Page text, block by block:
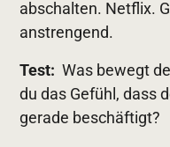
abschalten. Netflix.
anstrengend.
Test: Was bewegt
du das Gefühl, dass
gerade beschäftigt?